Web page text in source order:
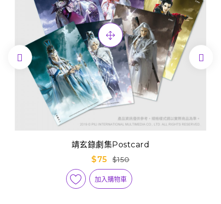
靖玄錄劇集Postcard
$75
$150
加入購物車
 